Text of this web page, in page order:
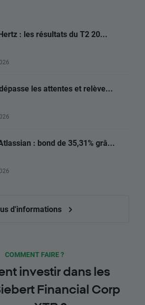
: les résultats du T2 20...
les attentes et relève...
: bond de 35,31% grâ...
d'informations
COMMENT FAIRE ?
investir dans les
Financial Corp